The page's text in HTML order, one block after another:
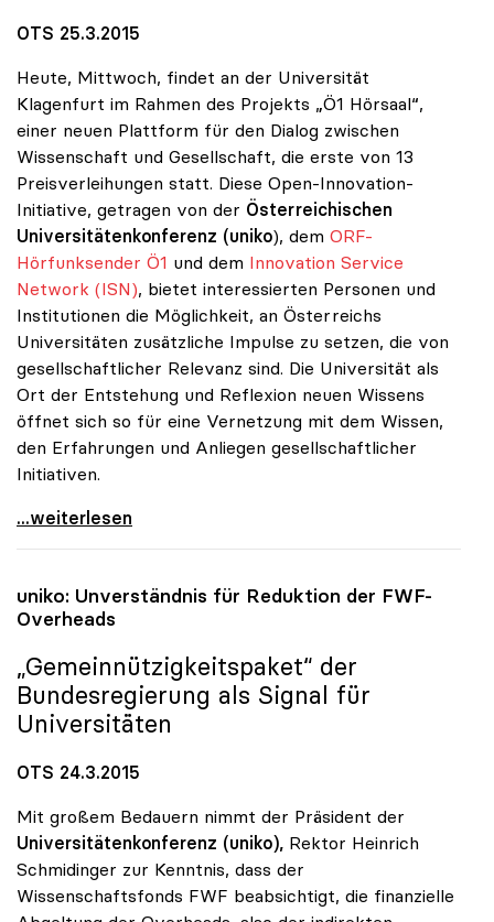
OTS 25.3.2015
Heute, Mittwoch, findet an der Universität
Klagenfurt im Rahmen des Projekts „Ö1 Hörsaal“,
einer neuen Plattform für den Dialog zwischen
Wissenschaft und Gesellschaft, die erste von 13
Preisverleihungen statt. Diese Open-Innovation-
Initiative, getragen von der Österreichischen
Universitätenkonferenz (uniko), dem ORF-
Hörfunksender Ö1 und dem Innovation Service
Network (ISN), bietet interessierten Personen und
Institutionen die Möglichkeit, an Österreichs
Universitäten zusätzliche Impulse zu setzen, die von
gesellschaftlicher Relevanz sind. Die Universität als
Ort der Entstehung und Reflexion neuen Wissens
öffnet sich so für eine Vernetzung mit dem Wissen,
den Erfahrungen und Anliegen gesellschaftlicher
Initiativen.
Erste Preisverleihung zu uniko-Projekt
...weiterlesen
uniko: Unverständnis für Reduktion der FWF-
Overheads
„Gemeinnützigkeitspaket“ der
Bundesregierung als Signal für
Universitäten
OTS 24.3.2015
Mit großem Bedauern nimmt der Präsident der
Universitätenkonferenz (uniko), Rektor Heinrich
Schmidinger zur Kenntnis, dass der
Wissenschaftsfonds FWF beabsichtigt, die finanzielle